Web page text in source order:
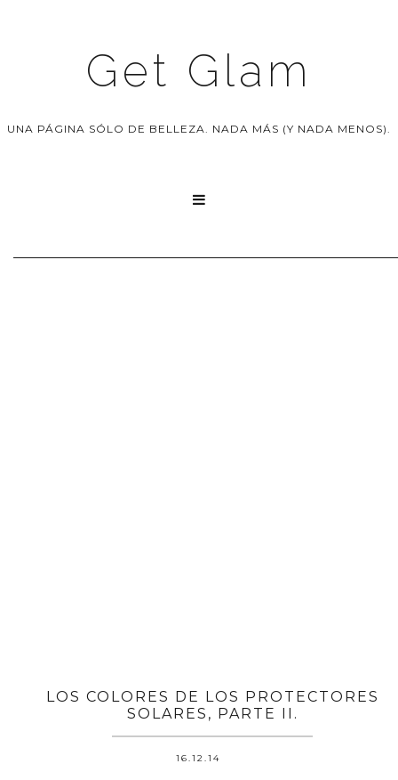
Get Glam
UNA PÁGINA SÓLO DE BELLEZA. NADA MÁS (Y NADA MENOS).

LOS COLORES DE LOS PROTECTORES
SOLARES, PARTE II.
16.12.14